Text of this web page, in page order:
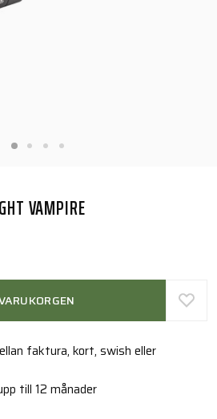
VAMPIRE
faktura, kort, swish eller
till 12 månader